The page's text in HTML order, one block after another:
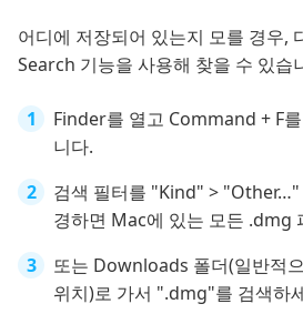
어디에 저장되어 있는지 모를 경우,
Search 기능을 사용해 찾을 수 있습
Finder를 열고 Command + F
니다.
검색 필터를 "Kind" >
경하면 Mac에 있는 모든 .dmg
또는 Downloads 폴더(일반적
위치)로 가서 ".dmg"를 검색하